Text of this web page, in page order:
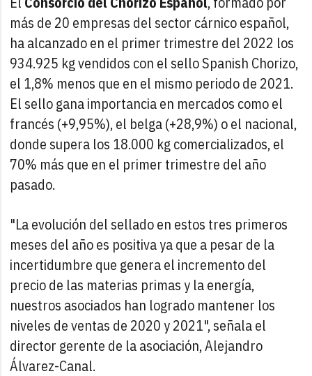
más de 20 empresas del sector cárnico español,
ha alcanzado en el primer trimestre del 2022 los
934.925 kg vendidos con el sello Spanish Chorizo,
el 1,8% menos que en el mismo periodo de 2021.
El sello gana importancia en mercados como el
francés (+9,95%), el belga (+28,9%) o el nacional,
donde supera los 18.000 kg comercializados, el
70% más que en el primer trimestre del año
pasado.
"La evolución del sellado en estos tres primeros
meses del año es positiva ya que a pesar de la
incertidumbre que genera el incremento del
precio de las materias primas y la energía,
nuestros asociados han logrado mantener los
niveles de ventas de 2020 y 2021", señala el
director gerente de la asociación, Alejandro
Álvarez-Canal.